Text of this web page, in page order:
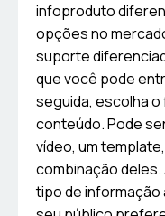
infoproduto
opções no
suporte
que você pode
seguida, escolha
conteúdo. Pode
vídeo, um
combinação
tipo de informação